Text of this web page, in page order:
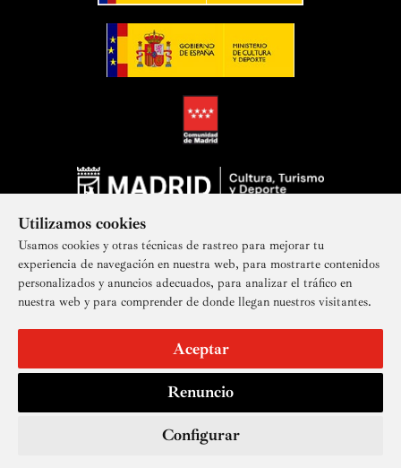
Utilizamos cookies
Usamos cookies y otras técnicas de rastreo para mejorar tu
experiencia de navegación en nuestra web, para mostrarte contenidos
personalizados y anuncios adecuados, para analizar el tráfico en
nuestra web y para comprender de donde llegan nuestros visitantes.
Aceptar
Renuncio
Configurar
Suscríbete a nuestra newsletter
AccesibilidadDerechos de imagen
Política de privacidadContactoCookies